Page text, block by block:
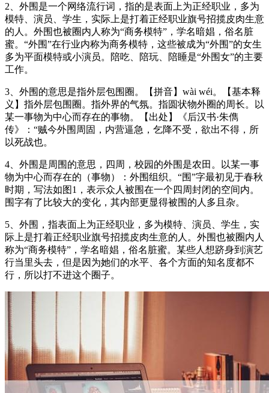
2、外围是一个网络流行词，指的是表面上为正经职业，多为
模特、演员、学生，实际上是打着正经职业旗号招揽皮肉生意
的人。外围也被圈内人称为“商务模特”，学名暗娼，俗名脏
蜜。“外围”在行业内称为商务模特，这些被成为“外围”的女生
多为平面模特或小演员。陪吃、陪玩、陪睡是“外围女”的主要
工作。
3、外围的意思是指外层包围圈。【拼音】wài wéi。【基本释
义】指外层包围圈。指外界的气氛。指圆状物外圈的周长。以
某一事物为中心而存在的事物。【出处】《后汉书·朱儁
传》：“贼今外围周固，内营逼急，乞降不受，欲出不得，所
以死战也。
4、外围是周围的意思，四周，校园的外围是农田。以某一事
物为中心而存在的（事物）：外围组织。“围”字最初见于春秋
时期，写法如图1，表示众人被围在一个四周封闭的空间内。
围字有了比较大的变化，其内部更显得被围的人多且杂。
5、外围，指表面上为正经职业，多为模特、演员、学生，实
际上是打着正经职业旗号招揽皮肉生意的人。外围也被圈内人
称为“商务模特”，学名暗娼，俗名脏蜜。某些人想跻身到演艺
行当里头去，但是因为她们的水平、各个方面的知名度都不
行，所以打不进这个圈子。